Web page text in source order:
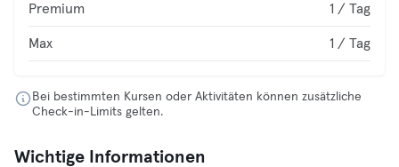
Premium 1 / Tag
Max 1 / Tag
Bei bestimmten Kursen oder Aktivitäten können zusätzliche
Check-in-Limits gelten.
Wichtige Informationen